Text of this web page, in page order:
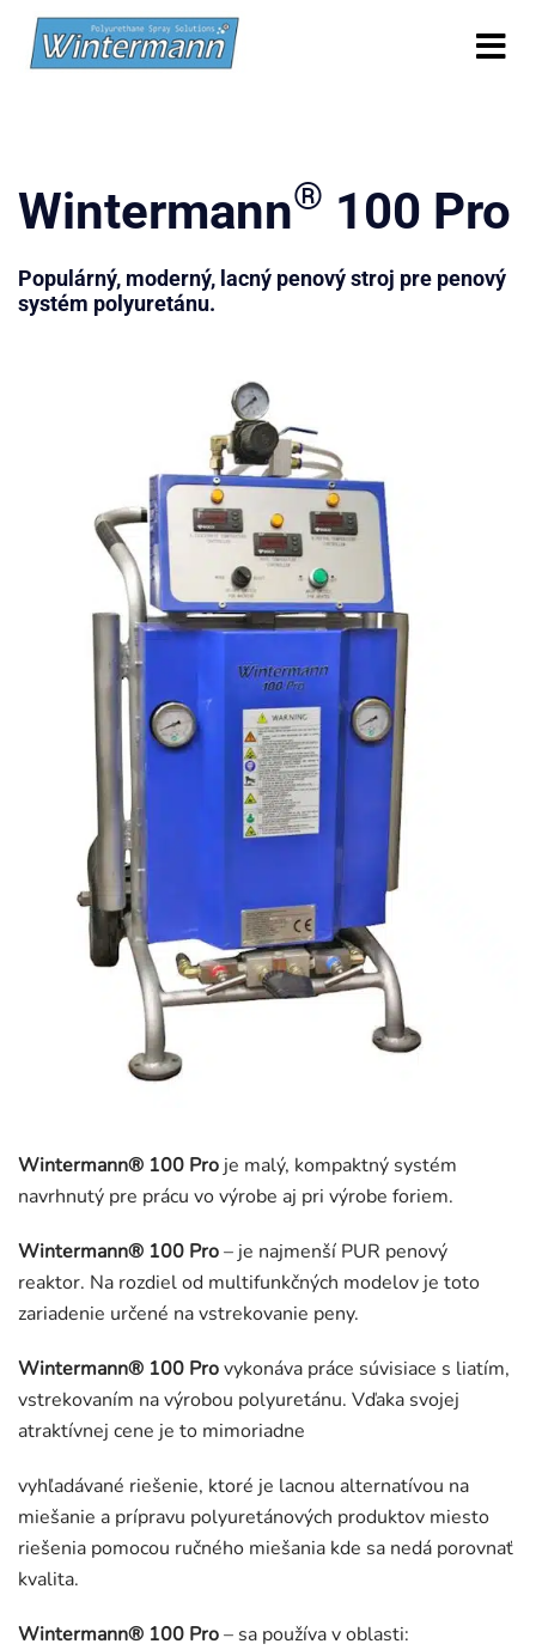
Wintermann® 100 Pro
Populárný, moderný, lacný penový stroj pre penový
systém polyuretánu.
Wintermann® 100 Pro je malý, kompaktný systém
navrhnutý pre prácu vo výrobe aj pri výrobe foriem.
Wintermann® 100 Pro– je najmenší PUR penový
reaktor. Na rozdiel od multifunkčných modelov je toto
zariadenie určené na vstrekovanie peny.
Wintermann® 100 Provykonáva práce súvisiace s liatím,
vstrekovaním na výrobou polyuretánu. Vďaka svojej
atraktívnej cene je to mimoriadne
vyhľadávané riešenie, ktoré je lacnou alternatívou na
miešanie a prípravu polyuretánových produktov miesto
riešenia pomocou ručného miešania kde sa nedá porovnať
kvalita.
Wintermann® 100 Pro– sa používa v oblasti: